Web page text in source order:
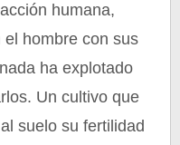
humana,
hombre con sus
ha explotado
Un cultivo que
suelo su fertilidad